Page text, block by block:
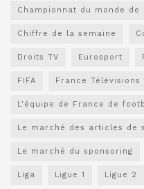
Championnat du monde de
Chiffre de la semaine
Droits TV Eurosport
FIFA France Télévisions
L'équipe de France de
Le marché des articles de
Le marché du sponsoring
Liga Ligue 1 Ligue 2